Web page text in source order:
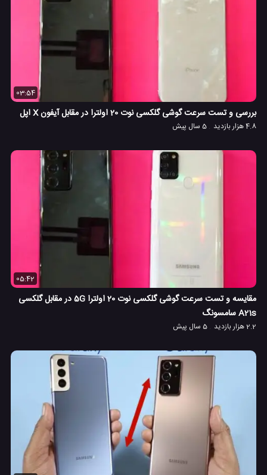
03:54
بررسی و تست سرعت گوشی گلکسی نوت 20 اولترا در مقابل آیفون X اپل
4.8 هزار بازدید 5 سال پیش
05:42
مقایسه و تست سرعت گوشی گلکسی نوت 20 اولترا 5G در مقابل گلکسی
A21s سامسونگ
2.2 هزار بازدید 5 سال پیش